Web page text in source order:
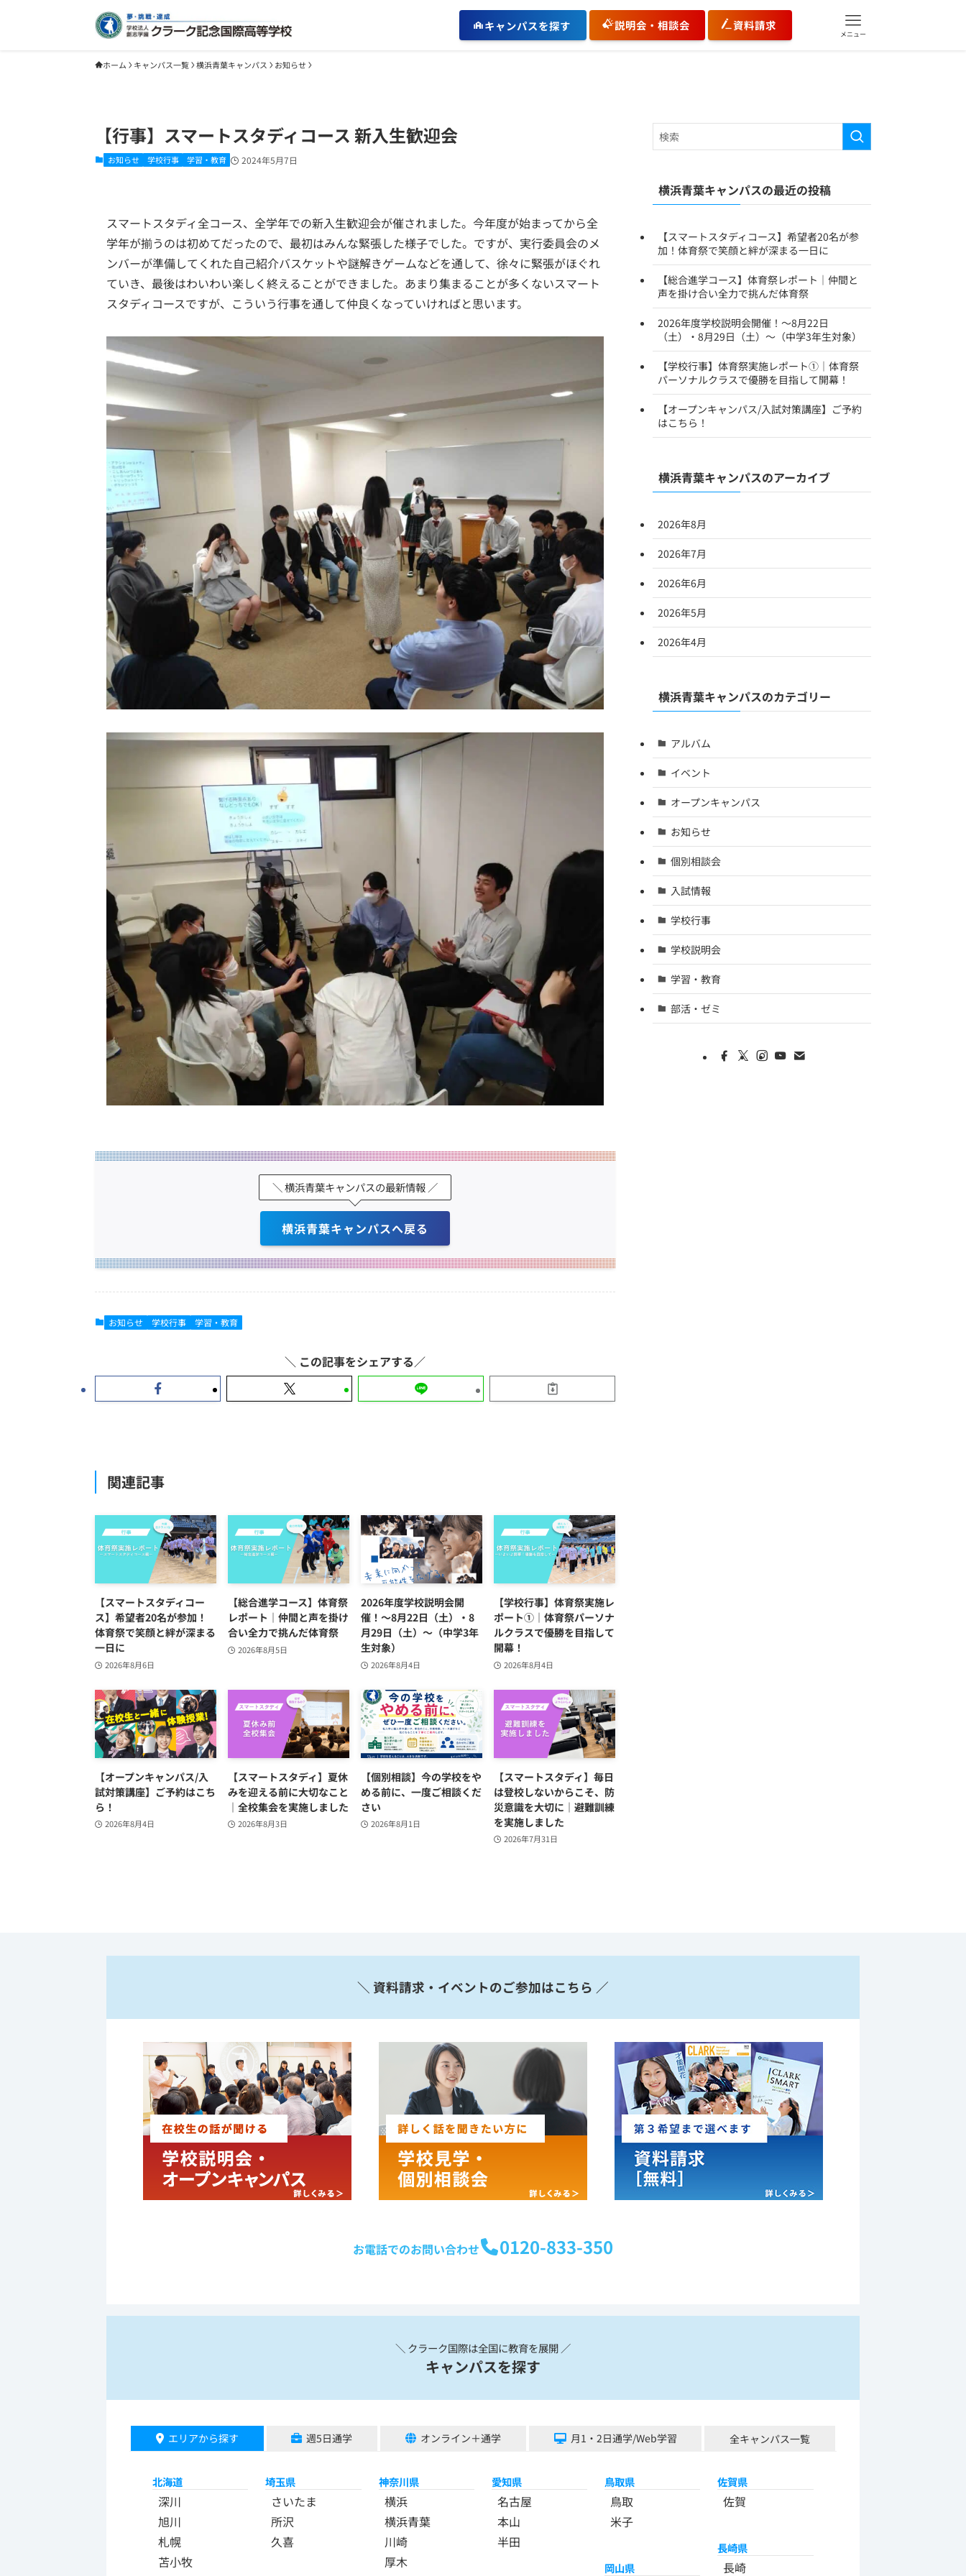
キャンパスを探す 説明会・相談会 資料請求
メニュー
ホーム キャンパス一覧 横浜青葉キャンパス お知らせ
【行事】スマートスタディコース 新入生歓迎会
お知らせ 学校行事 学習・教育 2024年5月7日
スマートスタディ全コース、全学年での新入生歓迎会が催されました。今年度が始まってから全
学年が揃うのは初めてだったので、最初はみんな緊張した様子でした。ですが、実行委員会のメ
ンバーが準備してくれた自己紹介バスケットや謎解きゲームなどを通して、徐々に緊張がほぐれ
ていき、最後はわいわい楽しく終えることができました。あまり集まることが多くないスマート
スタディコースですが、こういう行事を通して仲良くなっていければと思います。
＼ 横浜青葉キャンパスの最新情報 ／
横浜青葉キャンパスへ戻る
お知らせ 学校行事 学習・教育
関連記事
【スマートスタディコー
ス】希望者20名が参加！
体育祭で笑顔と絆が深まる
一日に
2026年8月6日
【総合進学コース】体育祭
レポート｜仲間と声を掛け
合い全力で挑んだ体育祭
2026年8月5日
2026年度学校説明会開
催！～8月22日（土）・8
月29日（土）～（中学3年
生対象）
2026年8月4日
【学校行事】体育祭実施レ
ポート①｜体育祭パーソナ
ルクラスで優勝を目指して
開幕！
2026年8月4日
【オープンキャンパス/入
試対策講座】ご予約はこち
ら！
2026年8月4日
【スマートスタディ】夏休
みを迎える前に大切なこと
｜全校集会を実施しました
2026年8月3日
【個別相談】今の学校をや
める前に、一度ご相談くだ
さい
2026年8月1日
【スマートスタディ】毎日
は登校しないからこそ、防
災意識を大切に｜避難訓練
を実施しました
2026年7月31日
横浜青葉キャンパスの最近の投稿
【スマートスタディコース】希望者20名が参
加！体育祭で笑顔と絆が深まる一日に
【総合進学コース】体育祭レポート｜仲間と
声を掛け合い全力で挑んだ体育祭
2026年度学校説明会開催！～8月22日
（土）・8月29日（土）～（中学3年生対象）
【学校行事】体育祭実施レポート①｜体育祭
パーソナルクラスで優勝を目指して開幕！
【オープンキャンパス/入試対策講座】ご予約
はこちら！
横浜青葉キャンパスのアーカイブ
2026年8月
2026年7月
2026年6月
2026年5月
2026年4月
横浜青葉キャンパスのカテゴリー
アルバム
イベント
オープンキャンパス
お知らせ
個別相談会
入試情報
学校行事
学校説明会
学習・教育
部活・ゼミ
＼ 資料請求・イベントのご参加はこちら ／
お電話でのお問い合わせ 0120-833-350
＼ クラーク国際は全国に教育を展開 ／
キャンパスを探す
エリアから探す 週5日通学 オンライン＋通学 月1・2日通学/Web学習 全キャンパス一覧
北海道
深川
旭川
札幌
苫小牧
埼玉県
さいたま
所沢
久喜
神奈川県
横浜
横浜青葉
川崎
厚木
愛知県
名古屋
本山
半田
鳥取県
鳥取
米子
岡山県
佐賀県
佐賀
長崎県
長崎